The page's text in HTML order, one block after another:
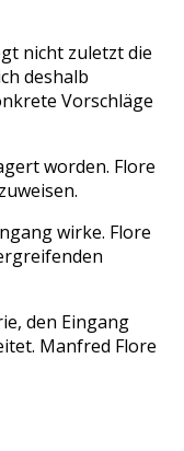
nicht zuletzt die
deshalb
Vorschläge
worden. Flore
wirke. Flore
den Eingang
Manfred Flore